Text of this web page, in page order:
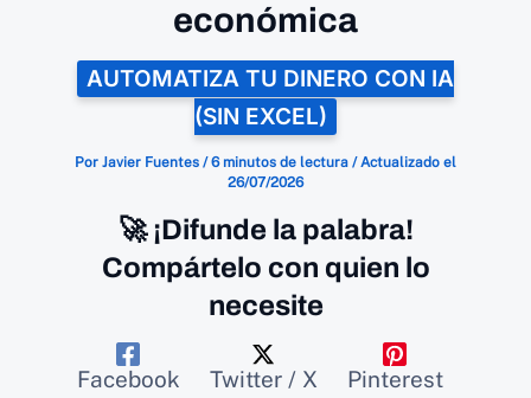
económica
AUTOMATIZA TU DINERO CON IA
(SIN EXCEL)
Por Javier Fuentes /6 minutos de lectura /Actualizado el
26/07/2026
🚀 ¡Difunde la palabra!
Compártelo con quien lo
necesite
Facebook Twitter / X Pinterest